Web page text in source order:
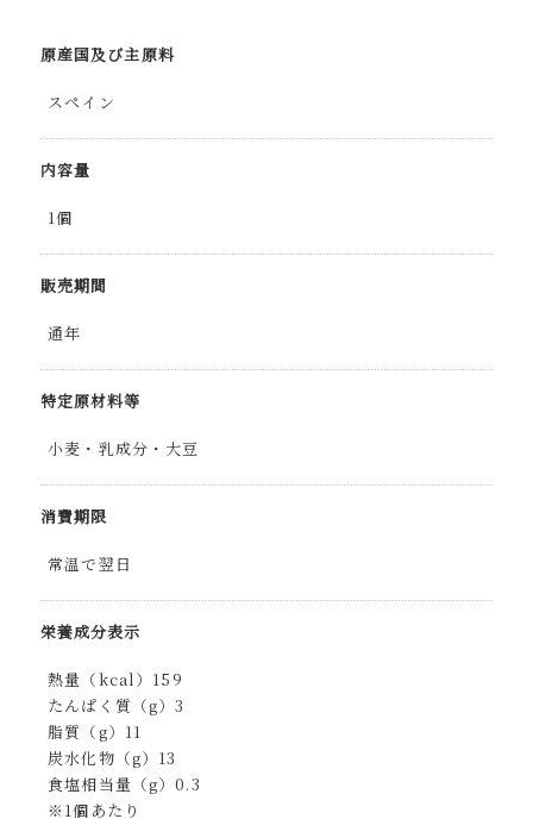
原産国及び主原料
スペイン
内容量
1個
販売期間
通年
特定原材料等
小麦・乳成分・大豆
消費期限
常温で翌日
栄養成分表示
熱量（kcal）159
たんぱく質（g）3
脂質（g）11
炭水化物（g）13
食塩相当量（g）0.3
※1個あたり